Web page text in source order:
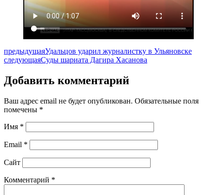
предыдущаяУдальцов ударил журналистку в Ульяновске
следующаяСуды шариата Дагира Хасанова
Добавить комментарий
Ваш адрес email не будет опубликован. Обязательные поля
помечены *
Имя *
Email *
Сайт
Комментарий *